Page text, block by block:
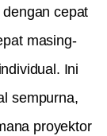
cepat
masing-
Ini
sempurna,
proyektor